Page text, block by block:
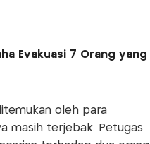
Evakuasi 7 Orang yang
oleh para
masih terjebak. Petugas